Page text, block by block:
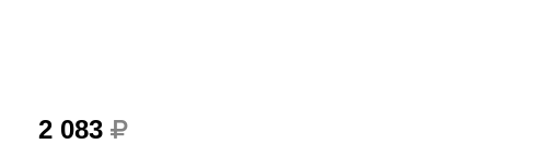
2 083